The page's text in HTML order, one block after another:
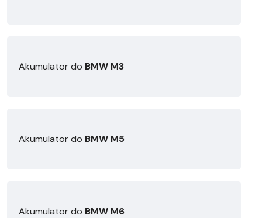
Akumulator do BMW M3
Akumulator do BMW M5
Akumulator do BMW M6